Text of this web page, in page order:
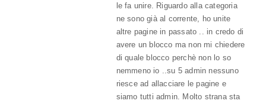
le fa unire. Riguardo alla categoria
ne sono già al corrente, ho unite
altre pagine in passato .. in credo di
avere un blocco ma non mi chiedere
di quale blocco perchè non lo so
nemmeno io ..su 5 admin nessuno
riesce ad allacciare le pagine e
siamo tutti admin. Molto strana sta